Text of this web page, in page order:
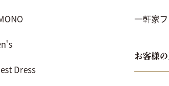
Dress
一軒家
お客様